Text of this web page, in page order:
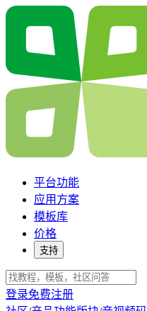
平台功能
应用方案
模板库
价格
支持
登录免费注册